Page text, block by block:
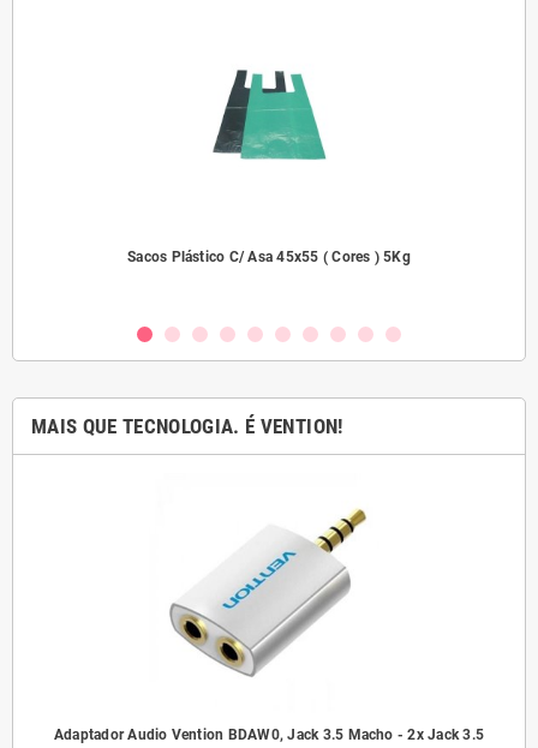
Sacos Plástico C/ Asa 45x55 ( Cores ) 5Kg
MAIS QUE TECNOLOGIA. É VENTION!
Adaptador Audio Vention BDAW0, Jack 3.5 Macho - 2x Jack 3.5